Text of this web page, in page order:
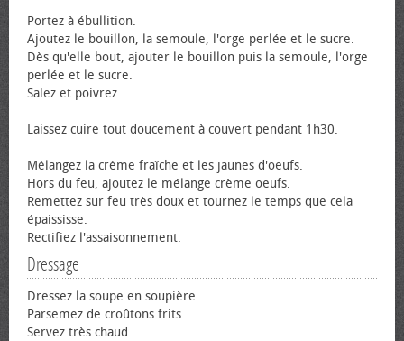
Portez à ébullition.
Ajoutez le bouillon, la semoule, l'orge perlée et le sucre.
Dès qu'elle bout, ajouter le bouillon puis la semoule, l'orge
perlée et le sucre.
Salez et poivrez.
Laissez cuire tout doucement à couvert pendant 1h30.
Mélangez la crème fraîche et les jaunes d'œufs.
Hors du feu, ajoutez le mélange crème œufs.
Remettez sur feu très doux et tournez le temps que cela
épaississe.
Rectifiez l'assaisonnement.
Dressage
Dressez la soupe en soupière.
Parsemez de croûtons frits.
Servez très chaud.